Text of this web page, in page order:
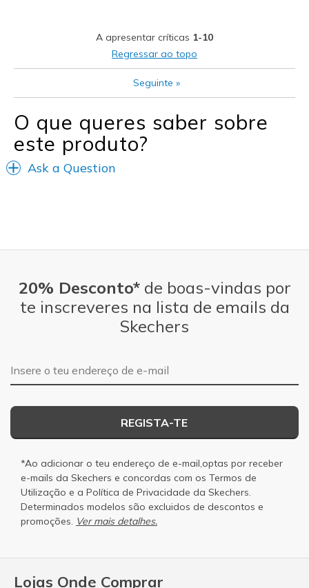
Feels true to size
Shoes are for Wearing
A apresentar críticas 1-10
Regressar ao topo
Seguinte »
O que queres saber sobre
este produto?
Ask a Question
Lojas Onde Comprar
20% Desconto*de boas-vindas por
te inscreveres na lista de emails da
Skechers
Endereço de e-mail
REGISTA-TE
*Ao adicionar o teu endereço de e-mail,optas por receber
e-mails da Skechers e concordas com os Termos de
Utilização e a Política de Privacidade da Skechers.
Determinados modelos são excluidos de descontos e
promoções. Ver mais detalhes.